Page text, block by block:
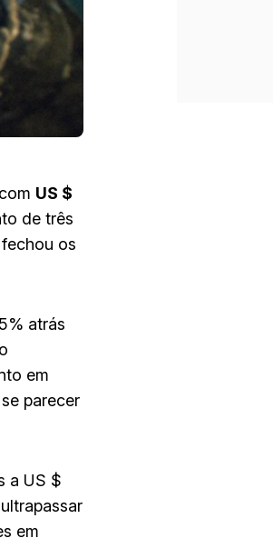
US $
de três
os
atrás
em
parecer
a US $
em